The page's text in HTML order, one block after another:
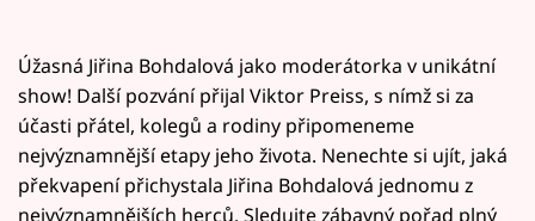
Úžasná Jiřina Bohdalová jako moderátorka v unikátní
show! Další pozvání přijal Viktor Preiss, s nímž si za
účasti přátel, kolegů a rodiny připomeneme
nejvýznamnější etapy jeho života. Nenechte si ujít, jaká
překvapení přichystala Jiřina Bohdalová jednomu z
nejvýznamnějších herců. Sledujte zábavný pořad plný